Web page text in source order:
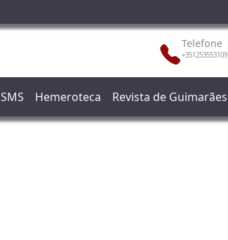
Telefone
+351253553109
SMS Hemeroteca Revista de Guimarães